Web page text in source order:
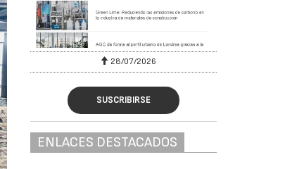
28/07/2026
SUSCRIBIRSE
ENLACES DESTACADOS